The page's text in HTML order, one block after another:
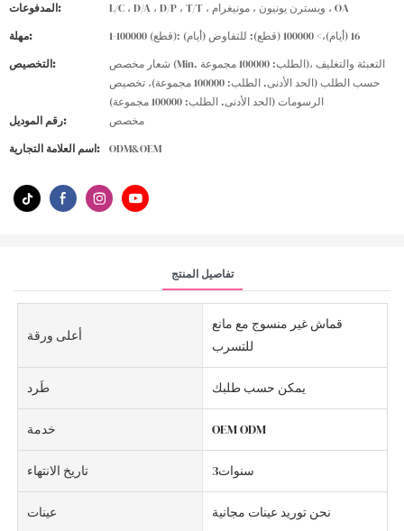
المدفوعات:
L/C ، D/A ، D/P ، T/T ، ويسترن يونيون ، مونيغرام ، OA
مهلة:
1-100000 (قطع): 16 (أيام)،> 100000 (قطع): للتفاوض (أيام)
التخصيص:
شعار مخصص (Min. الطلب: 100000 مجموعة)، التعبئة والتغليف
حسب الطلب (الحد الأدنى. الطلب: 100000 مجموعة)، تخصيص
الرسومات (الحد الأدنى. الطلب: 100000 مجموعة)
رقم الموديل:
مخصص
اسم العلامة التجارية:
ODM&OEM
تفاصيل المنتج
أعلى ورقة
قماش غير منسوج مع مانع
للتسرب
طَرد يمكن حسب طلبك
خدمة OEM ODM
تاريخ الانتهاء سنوات3
عينات نحن توريد عينات مجانية